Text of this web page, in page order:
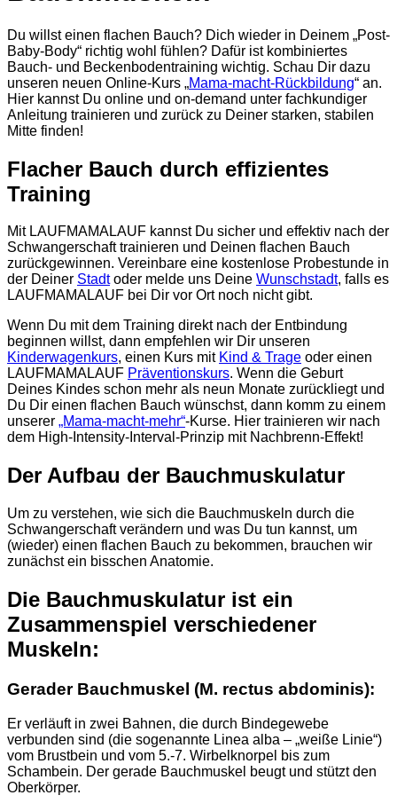
Du willst einen flachen Bauch? Dich wieder in Deinem „Post-
Baby-Body“ richtig wohl fühlen? Dafür ist kombiniertes
Bauch- und Beckenbodentraining wichtig. Schau Dir dazu
unseren neuen Online-Kurs „Mama-macht-Rückbildung“ an.
Hier kannst Du online und on-demand unter fachkundiger
Anleitung trainieren und zurück zu Deiner starken, stabilen
Mitte finden!
Flacher Bauch durch effizientes
Training
Mit LAUFMAMALAUF kannst Du sicher und effektiv nach der
Schwangerschaft trainieren und Deinen flachen Bauch
zurückgewinnen. Vereinbare eine kostenlose Probestunde in
der Deiner Stadtoder melde uns Deine Wunschstadt, falls es
LAUFMAMALAUF bei Dir vor Ort noch nicht gibt.
Wenn Du mit dem Training direkt nach der Entbindung
beginnen willst, dann empfehlen wir Dir unseren
Kinderwagenkurs, einen Kurs mit Kind & Trage oder einen
LAUFMAMALAUF Präventionskurs. Wenn die Geburt
Deines Kindes schon mehr als neun Monate zurückliegt und
Du Dir einen flachen Bauch wünschst, dann komm zu einem
unserer „Mama-macht-mehr“-Kurse. Hier trainieren wir nach
dem High-Intensity-Interval-Prinzip mit Nachbrenn-Effekt!
Der Aufbau der Bauchmuskulatur
Um zu verstehen, wie sich die Bauchmuskeln durch die
Schwangerschaft verändern und was Du tun kannst, um
(wieder) einen flachen Bauch zu bekommen, brauchen wir
zunächst ein bisschen Anatomie.
Die Bauchmuskulatur ist ein
Zusammenspiel verschiedener
Muskeln:
Gerader Bauchmuskel (M. rectus abdominis):
Er verläuft in zwei Bahnen, die durch Bindegewebe
verbunden sind (die sogenannte Linea alba – „weiße Linie“)
vom Brustbein und vom 5.-7. Wirbelknorpel bis zum
Schambein. Der gerade Bauchmuskel beugt und stützt den
Oberkörper.